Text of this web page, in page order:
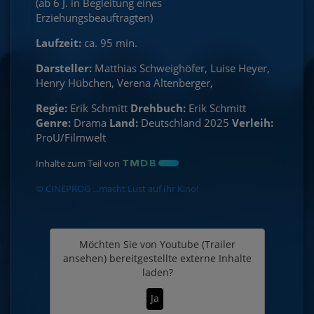
Erziehungsbeauftragten)
Laufzeit: ca. 95 min.
Darsteller: Matthias Schweighöfer, Luise Heyer,
Henry Hübchen, Verena Altenberger,
Regie: Erik Schmitt Drehbuch: Erik Schmitt
Genre: Drama Land: Deutschland 2025 Verleih:
ProU/Filmwelt
Inhalte zum Teil von
© CINEPROG ...macht Lust auf Ihr Kino!
Möchten Sie von Youtube (Trailer
ansehen) bereitgestellte externe Inhalte
laden?
Ja